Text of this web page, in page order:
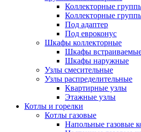
Коллекторные
Коллекторные
Под адаптер
Под евроконус
Шкафы коллекторные
Шкафы
Шкафы наружные
Узлы смесительные
Узлы распределительные
Квартирные узлы
Этажные узлы
Котлы и горелки
Котлы газовые
Напольные газовые